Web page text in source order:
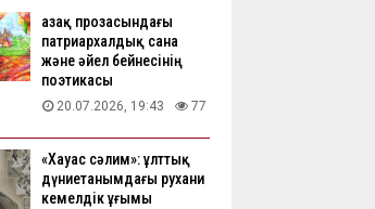
Қазақ прозасындағы
патриархалдық сана
және әйел бейнесінің
поэтикасы
20.07.2026, 19:43 77
«Хауас сәлим»: ұлттық
дүниетанымдағы рухани
кемелдік ұғымы